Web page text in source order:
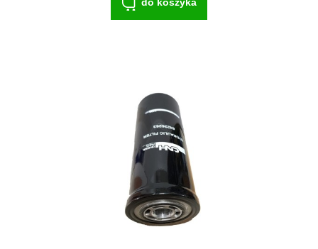
do koszyka